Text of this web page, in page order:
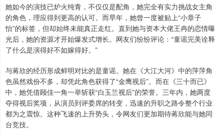
她如今的演技已炉火纯青，不仅仅是配角，她完全有实力挑战女主角
的角色，理应得到更高的认可。而早年，她曾一度被贴上“小章子
怡”的标签，但却始终未能真正走红。直到她与资本大佬王冉的恋情曝
光后，她的资源才开始爆发式增长。网友们纷纷评论：“童谣完美诠释
了什么是演得好不如嫁得好。”
与蒋欣的经历形成鲜明对比的是童谣。她在《大江大河》中的萍萍角
色虽然戏份不多，却凭此角色获得了“金鹰视后”。而在《三十而已》
中，她凭借顾佳一角一举斩获“白玉兰视后”的荣誉。三年内，她两度
夺得视后奖项，从演员到评委席的转变，迅速的升职之路令整个行业
都为之震惊。这种飞速的上升势头，令网友们更加期待蒋欣能与她同
台竞技。